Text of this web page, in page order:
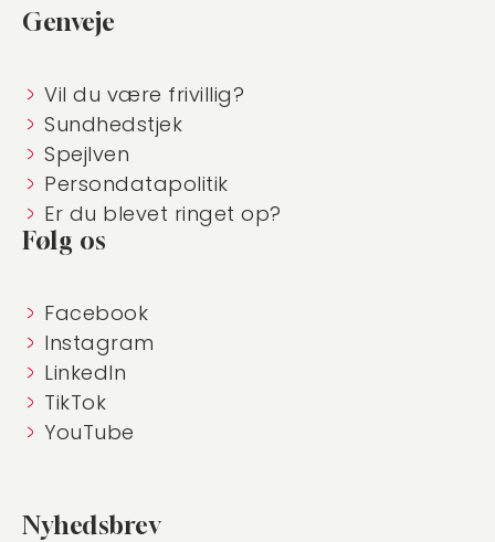
Genveje
Vil du være frivillig?
Sundhedstjek
Spejlven
Persondatapolitik
Er du blevet ringet op?
Følg os
Facebook
Instagram
LinkedIn
TikTok
YouTube
Nyhedsbrev